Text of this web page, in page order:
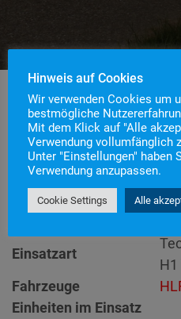
Einsatznummer
32
Einsatzstichwort
H1
Einsatzort
Alarmierungszeitpunkt13.
Einsatzart
H1
Fahrzeuge
Einheiten im Einsatz
Hinweis auf Cookies
Wir verwenden Cookies um
bestmögliche
Mit dem Klick auf "Alle
Verwendung vollumfänglich
Unter "Einstellungen" haben
Verwendung anzupassen.
Cookie Settings Alle